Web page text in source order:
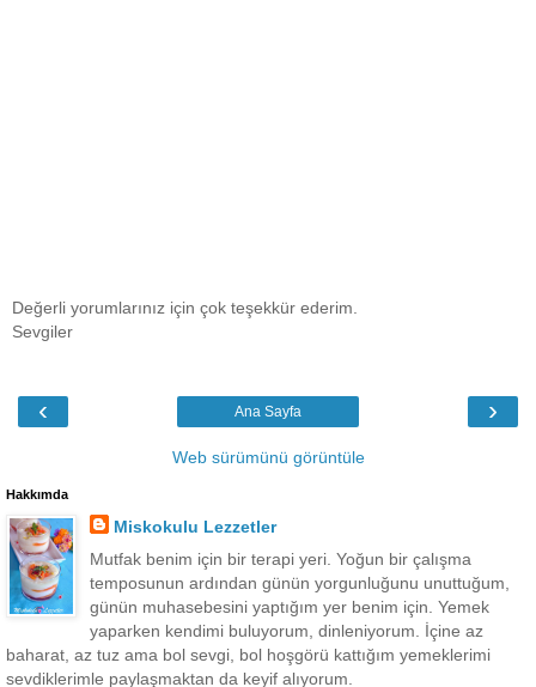
Değerli yorumlarınız için çok teşekkür ederim.
Sevgiler
‹ ›
Ana Sayfa
Web sürümünü görüntüle
Hakkımda
Miskokulu Lezzetler
Mutfak benim için bir terapi yeri. Yoğun bir çalışma
temposunun ardından günün yorgunluğunu unuttuğum,
günün muhasebesini yaptığım yer benim için. Yemek
yaparken kendimi buluyorum, dinleniyorum. İçine az
baharat, az tuz ama bol sevgi, bol hoşgörü kattığım yemeklerimi
sevdiklerimle paylaşmaktan da keyif alıyorum.